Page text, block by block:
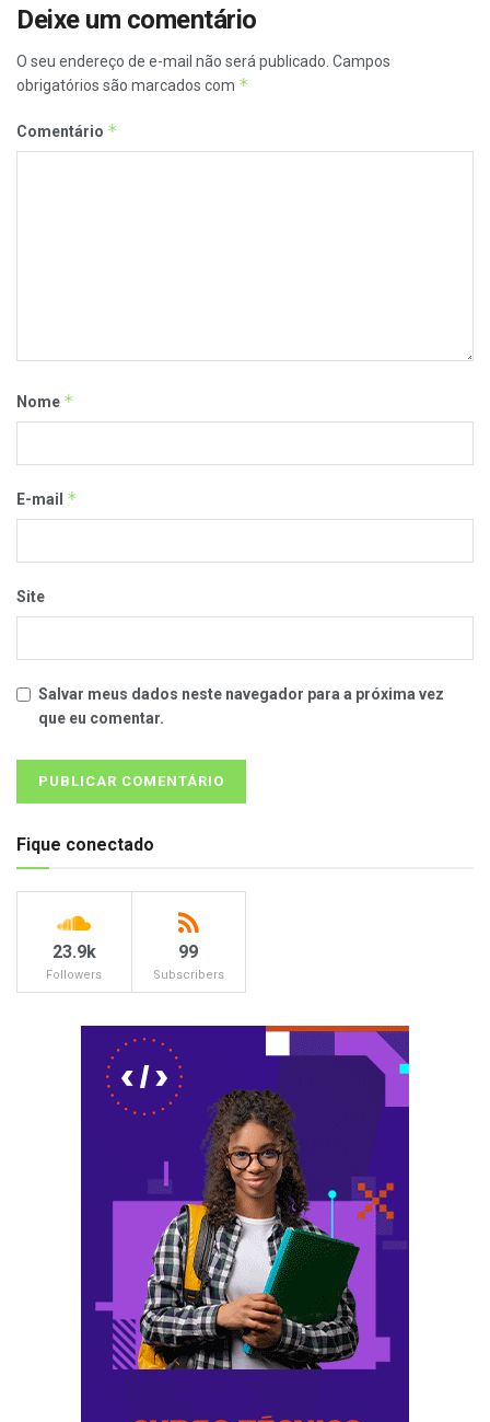
Deixe um comentário
O seu endereço de e-mail não será publicado. Campos
obrigatórios são marcados com *
Comentário *
Nome *
E-mail *
Site
Salvar meus dados neste navegador para a próxima vez
que eu comentar.
Fique conectado
23.9k
Followers
99
Subscribers